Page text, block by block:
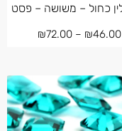
כחול – משושה – פסט
₪46.00
–
₪72.00